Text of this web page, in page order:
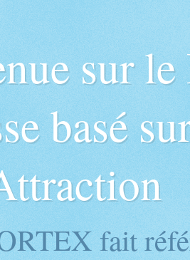
sur
basé
fait